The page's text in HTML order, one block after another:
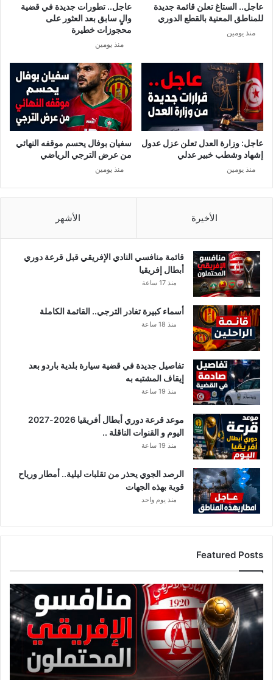
عاجل.. الستاغ تعلن قائمة جديدة
للمناطق المعنية بالقطع الدوري
منذ يومين
عاجل.. تطورات جديدة في قضية
والٍ سابق بعد العثور على
محجوزات خطيرة
منذ يومين
عاجل: وزارة العدل تعلن عزل عدول
إشهاد وشطب خبير عدلي
منذ يومين
سفيان بوفال يحسم موقفه النهائي
من عرض الترجي الرياضي
منذ يومين
الأخيرة الأشهر
قائمة منافسي النادي الإفريقي قبل قرعة دوري
أبطال إفريقيا
منذ 17 ساعة
أسماء كبيرة تغادر الترجي.. القائمة الكاملة
منذ 18 ساعة
تفاصيل جديدة في قضية سيارة بلدية باردو بعد
إيقاف المشتبه به
منذ 19 ساعة
موعد قرعة دوري أبطال أفريقيا 2026-2027
اليوم و القنوات الناقلة ..
منذ 19 ساعة
الرصد الجوي يحذر من تقلبات ليلية.. أمطار ورياح
قوية بهذه الجهات
منذ يوم واحد
Featured Posts
قائمة
منافسي
النادي
الإفريقي